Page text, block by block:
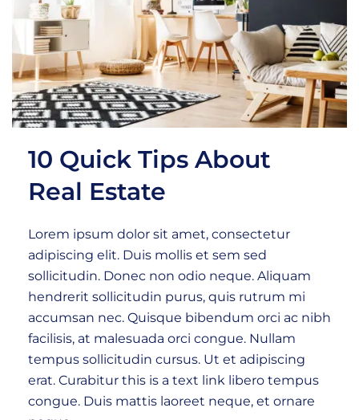
10 Quick Tips About
Real Estate
Lorem ipsum dolor sit amet, consectetur
adipiscing elit. Duis mollis et sem sed
sollicitudin. Donec non odio neque. Aliquam
hendrerit sollicitudin purus, quis rutrum mi
accumsan nec. Quisque bibendum orci ac nibh
facilisis, at malesuada orci congue. Nullam
tempus sollicitudin cursus. Ut et adipiscing
erat. Curabitur this is a text link libero tempus
congue. Duis mattis laoreet neque, et ornare